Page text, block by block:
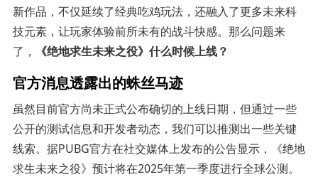
新作品，不仅延续了经典吃鸡玩法，还融入了更多未来科
技元素，让玩家体验前所未有的战斗快感。那么问题来
了，
《绝地求生未来之役》什么时候上线？
官方消息透露出的蛛丝马迹
虽然目前官方尚未正式公布确切的上线日期，但通过一些
公开的测试信息和开发者动态，我们可以推测出一些关键
线索。据PUBG官方在社交媒体上发布的公告显示，《绝地
求生未来之役》预计将在2025年第一季度进行全球公测。